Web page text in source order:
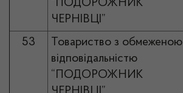
“ПОДОРОЖНИК
ЧЕРНІВЦІ”
53
Товариство з обмеженою
відповідальністю
“ПОДОРОЖНИК